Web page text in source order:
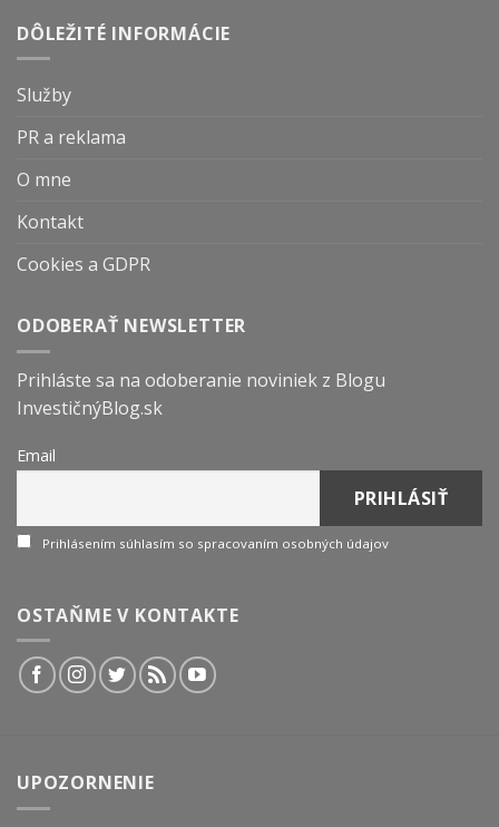
DÔLEŽITÉ INFORMÁCIE
Služby
PR a reklama
O mne
Kontakt
Cookies a GDPR
ODOBERAŤ NEWSLETTER
Prihláste sa na odoberanie noviniek z Blogu
InvestičnýBlog.sk
Email
Prihlásením súhlasím so spracovaním osobných údajov
OSTAŇME V KONTAKTE
UPOZORNENIE